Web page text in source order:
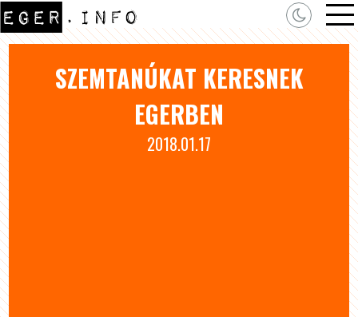
SZEMTANÚKAT KERESNEK
EGERBEN
2018.01.17